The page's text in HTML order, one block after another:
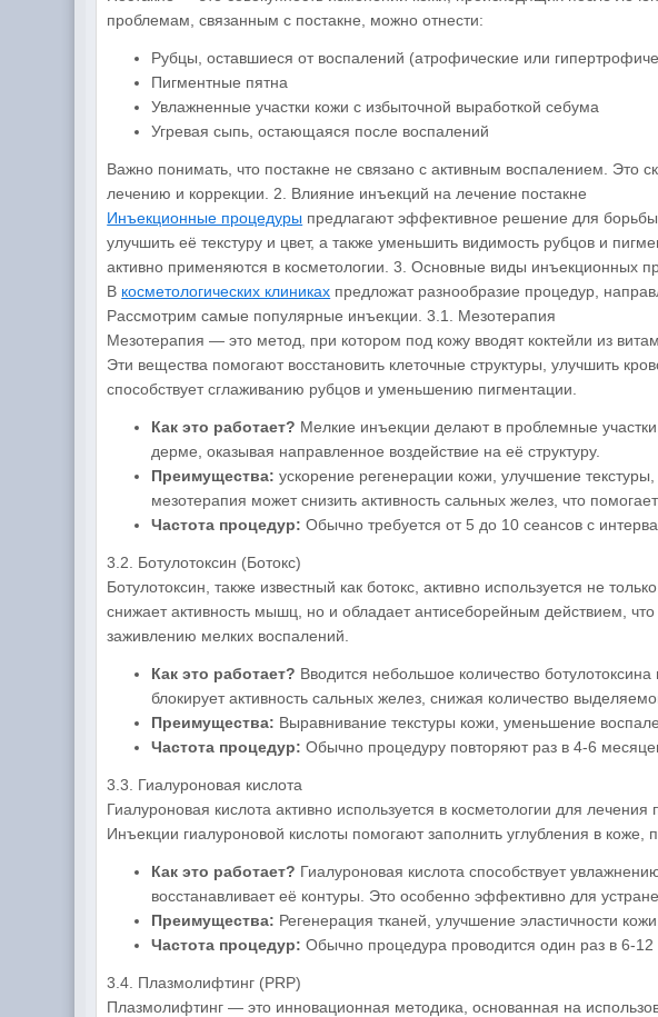
проблемам, связанным с постакне, можно отнести:
Рубцы, оставшиеся от воспалений (атрофические или
Пигментные пятна
Увлажненные участки кожи с избыточной выработкой себума
Угревая сыпь, остающаяся после воспалений
Важно понимать, что постакне не связано с активным воспалением. Это
лечению и коррекции. 2. Влияние инъекций на лечение постакне
Инъекционные процедуры предлагают эффективное решение для борьбы
улучшить её текстуру и цвет, а также уменьшить видимость рубцов и
активно применяются в косметологии. 3. Основные виды инъекционных
В косметологических клиниках предложат разнообразие процедур,
Рассмотрим самые популярные инъекции. 3.1. Мезотерапия
Мезотерапия — это метод, при котором под кожу вводят коктейли из
Эти вещества помогают восстановить клеточные структуры, улучшить
способствует сглаживанию рубцов и уменьшению пигментации.
Как это работает? Мелкие инъекции делают в проблемные
дерме, оказывая направленное воздействие на её структуру.
Преимущества: ускорение регенерации кожи, улучшение
мезотерапия может снизить активность сальных желез, что
Частота процедур: Обычно требуется от 5 до 10 сеансов с
3.2. Ботулотоксин (Ботокс)
Ботулотоксин, также известный как ботокс, активно используется не
снижает активность мышц, но и обладает антисеборейным действием,
заживлению мелких воспалений.
Как это работает? Вводится небольшое количество
блокирует активность сальных желез, снижая количество
Преимущества: Выравнивание текстуры кожи, уменьшение
Частота процедур: Обычно процедуру повторяют раз в 4-6
3.3. Гиалуроновая кислота
Гиалуроновая кислота активно используется в косметологии для
Инъекции гиалуроновой кислоты помогают заполнить углубления в коже,
Как это работает? Гиалуроновая кислота способствует
восстанавливает её контуры. Это особенно эффективно для
Преимущества: Регенерация тканей, улучшение эластичности
Частота процедур: Обычно процедура проводится один раз в 6-12
3.4. Плазмолифтинг (PRP)
Плазмолифтинг — это инновационная методика, основанная на